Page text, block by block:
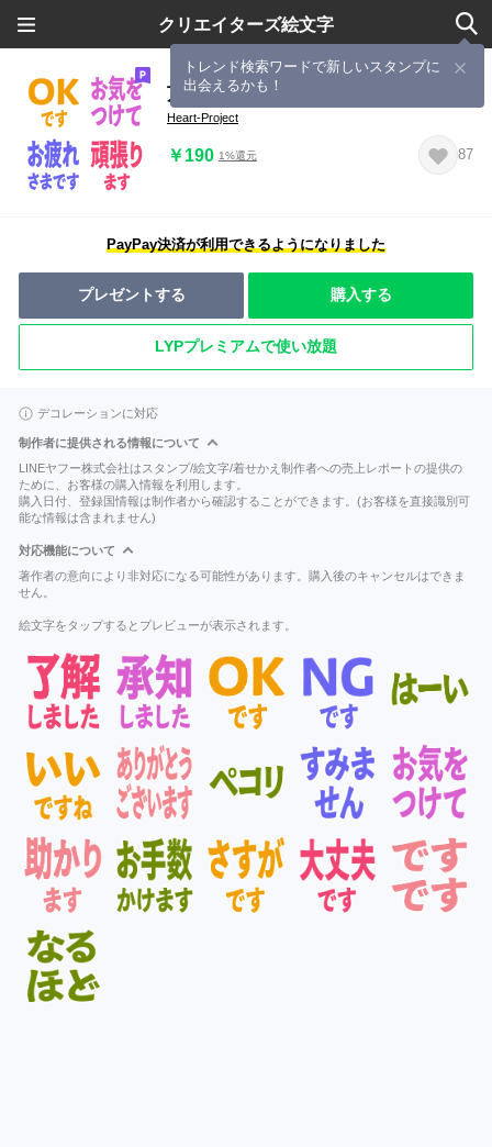
クリエイターズ絵文字
トレンド検索ワードで新しいスタンプに
出会えるかも！
万能なリアクション絵文字
Heart-Project
￥190 1%還元 87
PayPay決済が利用できるようになりました
プレゼントする 購入する
LYPプレミアムで使い放題
デコレーションに対応
制作者に提供される情報について
LINEヤフー株式会社はスタンプ/絵文字/着せかえ制作者への売上レポートの提供の
ために、お客様の購入情報を利用します。
購入日付、登録国情報は制作者から確認することができます。(お客様を直接識別可
能な情報は含まれません)
対応機能について
著作者の意向により非対応になる可能性があります。購入後のキャンセルはできま
せん。
絵文字をタップするとプレビューが表示されます。